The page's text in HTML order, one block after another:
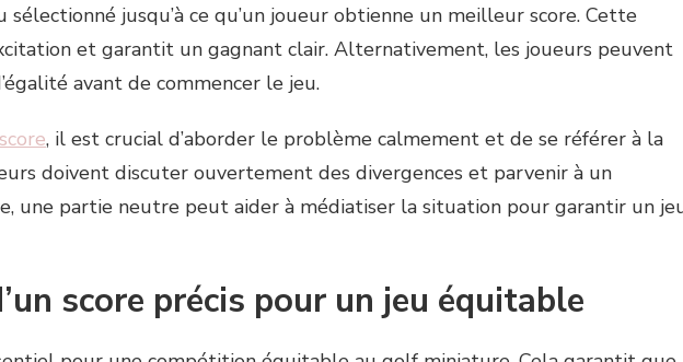
sélectionné jusqu’à ce qu’un joueur obtienne un meilleur score. Cette
et garantit un gagnant clair. Alternativement, les joueurs peuvent
avant de commencer le jeu.
, il est crucial d’aborder le problème calmement et de se référer à la
doivent discuter ouvertement des divergences et parvenir à un
une partie neutre peut aider à médiatiser la situation pour garantir un
score précis pour un jeu équitable